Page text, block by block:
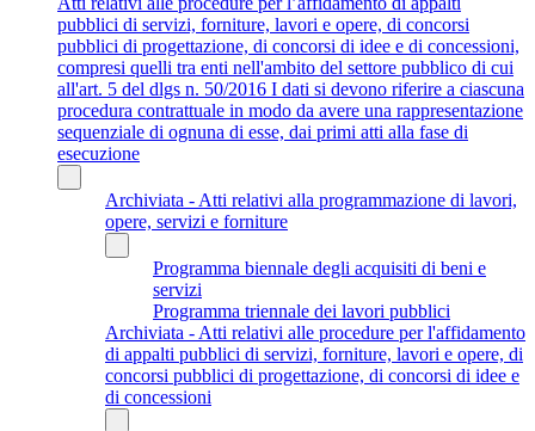
pubblici di servizi, forniture, lavori e opere, di concorsi
pubblici di progettazione, di concorsi di idee e di concessioni,
compresi quelli tra enti nell'ambito del settore pubblico di cui
all'art. 5 del dlgs n. 50/2016 I dati si devono riferire a ciascuna
procedura contrattuale in modo da avere una rappresentazione
sequenziale di ognuna di esse, dai primi atti alla fase di
esecuzione
Archiviata - Atti relativi alla programmazione di lavori,
opere, servizi e forniture
Programma biennale degli acquisiti di beni e
servizi
Programma triennale dei lavori pubblici
Archiviata - Atti relativi alle procedure per l'affidamento
di appalti pubblici di servizi, forniture, lavori e opere, di
concorsi pubblici di progettazione, di concorsi di idee e
di concessioni